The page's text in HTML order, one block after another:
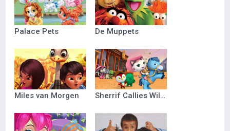
Palace Pets De Muppets
Miles van Morgen Sherrif Callies Wilde Westen